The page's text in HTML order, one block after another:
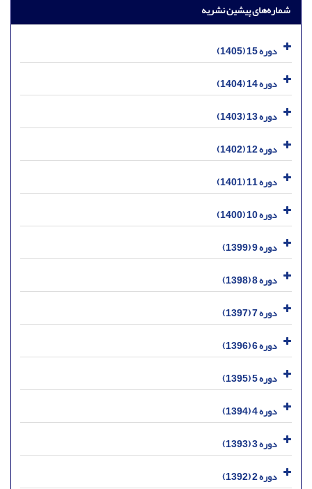
شماره‌های پیشین نشریه
دوره 15 (1405)
دوره 14 (1404)
دوره 13 (1403)
دوره 12 (1402)
دوره 11 (1401)
دوره 10 (1400)
دوره 9 (1399)
دوره 8 (1398)
دوره 7 (1397)
دوره 6 (1396)
دوره 5 (1395)
دوره 4 (1394)
دوره 3 (1393)
دوره 2 (1392)